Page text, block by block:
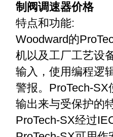
制阀调速器价格
特点和功能:
Woodward的
机以及工厂工艺设
输入，使用编程逻
警报。ProTech-
输出来与受保护的
ProTech-SX经过